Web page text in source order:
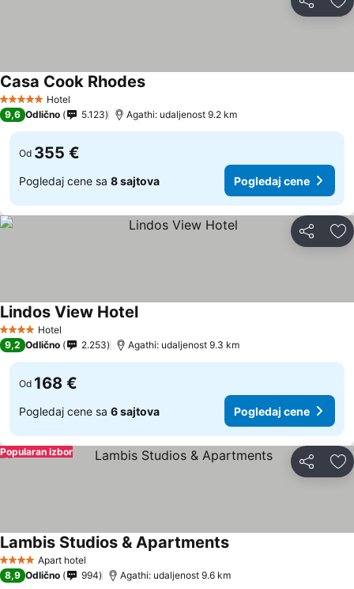
Deli
5 ZvezdiceHotel
Casa Cook Rhodes
9,6 Odlično 5.123 Agathi: udaljenost 9.2 km
Od 355 €
Pogledaj cene sa 8 sajtova Pogledaj cene
Deli
4 ZvezdiceHotel
Lindos View Hotel
9,2 Odlično 2.253 Agathi: udaljenost 9.3 km
Od 168 €
Pogledaj cene sa 6 sajtova Pogledaj cene
Deli
Popularan izbor
4 ZvezdiceApart hotel
Lambis Studios & Apartments
8,9 Odlično 994 Agathi: udaljenost 9.6 km